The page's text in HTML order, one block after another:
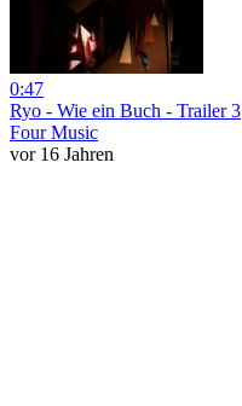
0:47
Ryo - Wie ein Buch - Trailer 3
Four Music
vor 16 Jahren